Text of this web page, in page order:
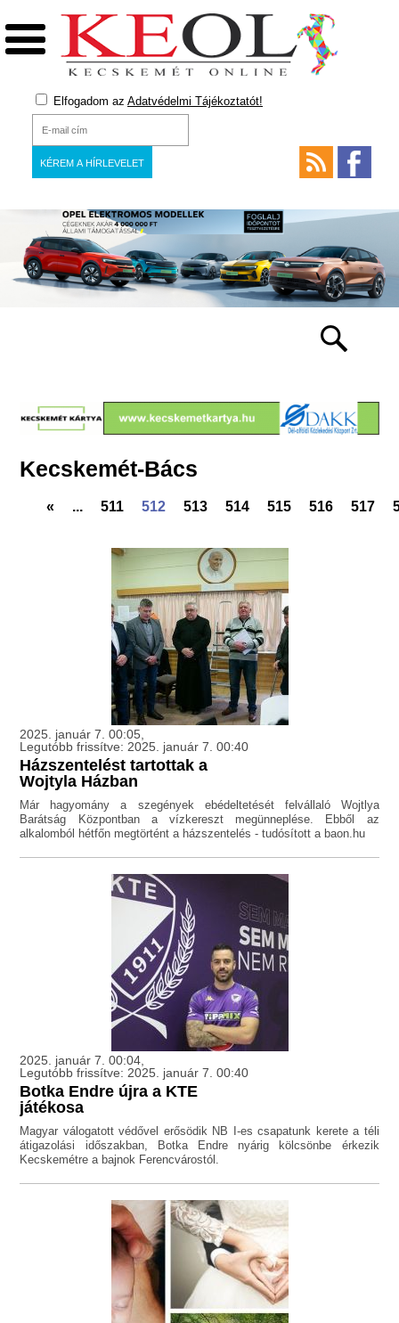
Elfogadom az Adatvédelmi Tájékoztatót!
Kecskemét-Bács
« ... 511 512 513 514 515 516 517
2025. január 7. 00:05,
Legutóbb frissítve: 2025. január 7. 00:40
Házszentelést tartottak a
Wojtyla Házban
Már hagyomány a szegények ebédeltetését felvállaló Wojtlya
Barátság Központban a vízkereszt megünneplése. Ebből az
alkalomból hétfőn megtörtént a házszentelés - tudósított a baon.hu
2025. január 7. 00:04,
Legutóbb frissítve: 2025. január 7. 00:40
Botka Endre újra a KTE
játékosa
Magyar válogatott védővel erősödik NB I-es csapatunk kerete a téli
átigazolási időszakban, Botka Endre nyárig kölcsönbe érkezik
Kecskemétre a bajnok Ferencvárostól.